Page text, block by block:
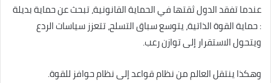
عندما تفقد الدول ثقتها في الحماية القانونية، تبحث عن حماية بديلة
: حماية القوة الذاتية، يتوسع سباق التسلح، تتعزز سياسات الردع
ويتحول الاستقرار إلى توازن رعب.
وهكذا ينتقل العالم من نظام قواعد إلى نظام حوافز للقوة.